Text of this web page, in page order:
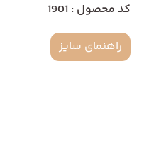
کد محصول : 1901
راهنمای سایز